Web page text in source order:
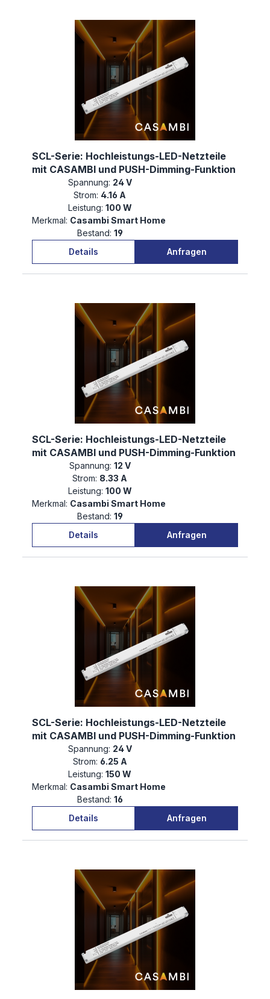
SCL-Serie: Hochleistungs-LED-Netzteile
mit CASAMBI und PUSH-Dimming-Funktion
Spannung: 24 V
Strom: 4.16 A
Leistung: 100 W
Merkmal: Casambi Smart Home
Bestand: 19
Details
Anfragen
SCL-Serie: Hochleistungs-LED-Netzteile
mit CASAMBI und PUSH-Dimming-Funktion
Spannung: 12 V
Strom: 8.33 A
Leistung: 100 W
Merkmal: Casambi Smart Home
Bestand: 19
Details
Anfragen
SCL-Serie: Hochleistungs-LED-Netzteile
mit CASAMBI und PUSH-Dimming-Funktion
Spannung: 24 V
Strom: 6.25 A
Leistung: 150 W
Merkmal: Casambi Smart Home
Bestand: 16
Details
Anfragen